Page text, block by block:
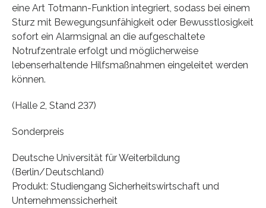
eine Art Totmann-Funktion integriert, sodass bei einem
Sturz mit Bewegungsunfähigkeit oder Bewusstlosigkeit
sofort ein Alarmsignal an die aufgeschaltete
Notrufzentrale erfolgt und möglicherweise
lebenserhaltende Hilfsmaßnahmen eingeleitet werden
können.
(Halle 2, Stand 237)
Sonderpreis
Deutsche Universität für Weiterbildung
(Berlin/Deutschland)
Produkt: Studiengang Sicherheitswirtschaft und
Unternehmenssicherheit